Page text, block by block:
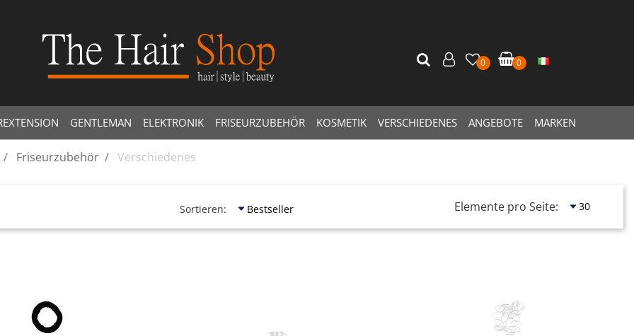
GENTLEMAN ELEKTRONIK FRISEURZUBEHÖR KOSMETIK VERSCHIEDENES ANGEBOTE MARKEN
0 0
Friseurzubehör Verschiedenes
Sortieren: Elemente pro Seite: